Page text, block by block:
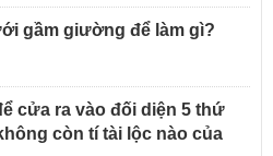
gầm giường để làm gì?
cửa ra vào đối diện 5 thứ
còn tí tài lộc nào của